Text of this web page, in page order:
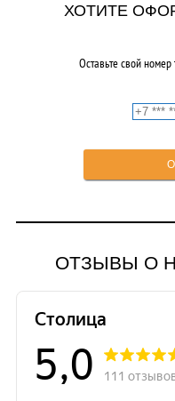
ХОТИТЕ
Оставьте свой
ОТЗЫВЫ О